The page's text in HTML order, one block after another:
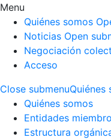
Menu
Quiénes somos
Noticias Open
Negociación
Acceso
Close submenuQuiénes
Quiénes somos
Entidades miembro
Estructura